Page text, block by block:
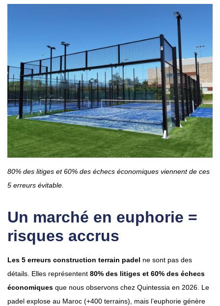
80% des litiges et 60% des échecs économiques viennent de ces
5 erreurs évitable.
Un marché en euphorie =
risques accrus
Les 5 erreurs construction terrain padel ne sont pas des
détails. Elles représentent 80% des litiges et 60% des échecs
économiques que nous observons chez Quintessia en 2026. Le
padel explose au Maroc (+400 terrains), mais l’euphorie génère